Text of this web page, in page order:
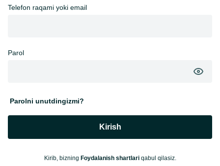
Telefon raqami yoki email
Parol
Parolni unutdingizmi?
Kirish
Kirib, bizning Foydalanish shartlariqabul qilasiz.